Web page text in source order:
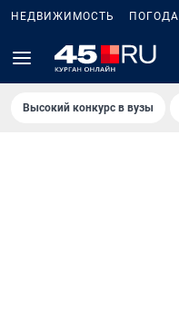
НЕДВИЖИМОСТЬ ПОГОДА
Высокий конкурс в вузы